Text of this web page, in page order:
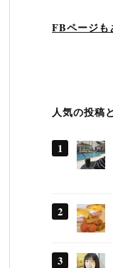
FBページも
人気の投稿